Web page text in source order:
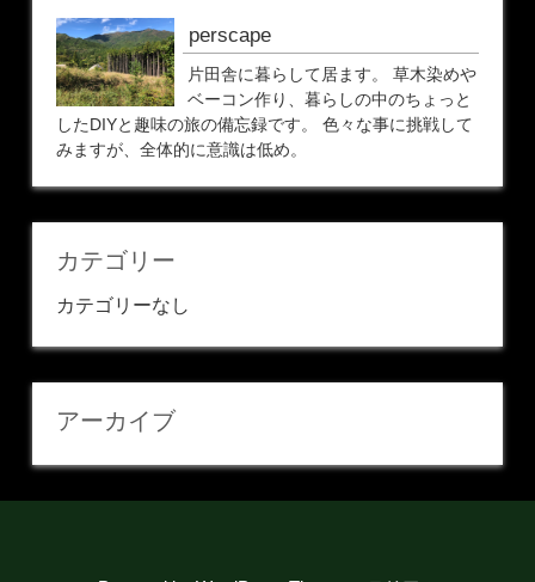
perscape
片田舎に暮らして居ます。 草木染めや
ベーコン作り、暮らしの中のちょっと
したDIYと趣味の旅の備忘録です。 色々な事に挑戦して
みますが、全体的に意識は低め。
カテゴリー
カテゴリーなし
アーカイブ